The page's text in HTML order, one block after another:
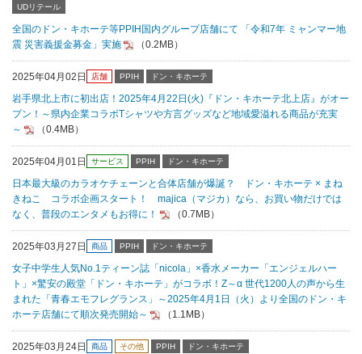
UDリテール
全国のドン・キホーテ等PPIH国内グループ店舗にて 「令和7年 ミャンマー地
震 災害義援金募金」実施
（0.2MB）
2025年04月02日 店舗 PPIH ドン・キホーテ
岩手県北上市に初出店！2025年4月22日(火)『ドン・キホーテ北上店』がオー
プン！～県内企業コラボTシャツや方言グッズなど地域愛溢れる商品が充実
～
（0.4MB）
2025年04月01日 サービス PPIH ドン・キホーテ
日本最大級のカラオケチェーンと合体店舗が爆誕？ ドン・キホーテ × まね
きねこ コラボ企画スタート！ majica（マジカ）なら、お買い物だけでは
なく、普段のエンタメもお得に！
（0.7MB）
2025年03月27日 商品 PPIH ドン・キホーテ
女子中学生人気No.1ティーン誌「nicola」×香水メーカー「エンジェルハー
ト」×驚安の殿堂「ドン・キホーテ」がコラボ！Z～α 世代1200人の声から生
まれた「青春エモフレグランス」～2025年4月1日（火）より全国のドン・キ
ホーテ店舗にて順次発売開始～
（1.1MB）
2025年03月24日 商品 その他 PPIH ドン・キホーテ